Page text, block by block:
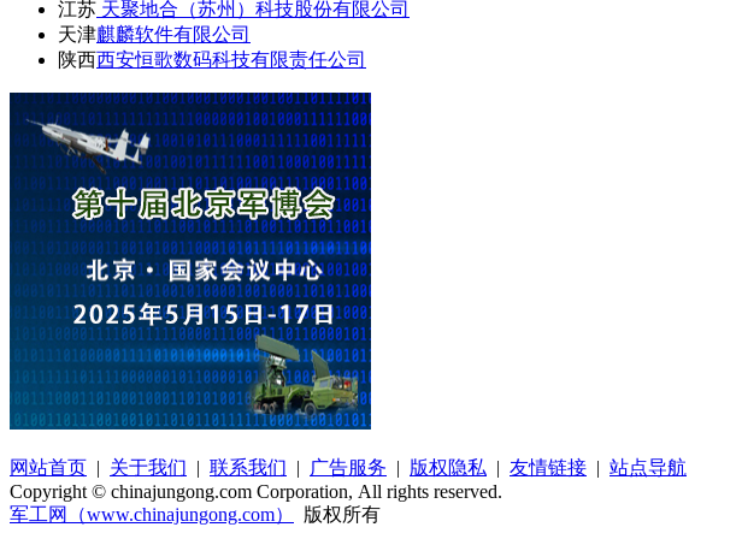
江苏 天聚地合（苏州）科技股份有限公司
天津麒麟软件有限公司
陕西西安恒歌数码科技有限责任公司
网站首页 | 关于我们 | 联系我们 | 广告服务 | 版权隐私 | 友情链接 | 站点导航
Copyright © chinajungong.com Corporation, All rights reserved.
军工网（www.chinajungong.com）
版权所有